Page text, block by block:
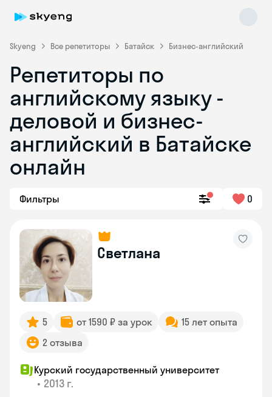
Skyeng Все репетиторы Батайск Бизнес-английский
Репетиторы по
английскому языку -
деловой и бизнес-
английский в Батайске
онлайн
Фильтры 0
Светлана
5 от 1590 ₽ за урок
15 лет опыта
2 отзыва
Курский государственный университет
• 2013 г.
Skyeng Chat
online